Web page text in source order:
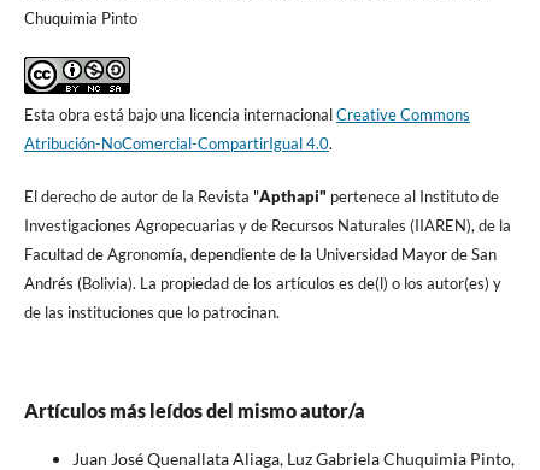
Chuquimia Pinto
Esta obra está bajo una licencia internacionalCreative Commons
Atribución-NoComercial-CompartirIgual 4.0.
El derecho de autor de la Revista "Apthapi" pertenece al Instituto de
Investigaciones Agropecuarias y de Recursos Naturales (IIAREN), de la
Facultad de Agronomí­a, dependiente de la Universidad Mayor de San
Andrés (Bolivia). La propiedad de los artí­culos es de(l) o los autor(es) y
de las instituciones que lo patrocinan.
Artículos más leídos del mismo autor/a
Juan José Quenallata Aliaga, Luz Gabriela Chuquimia Pinto,